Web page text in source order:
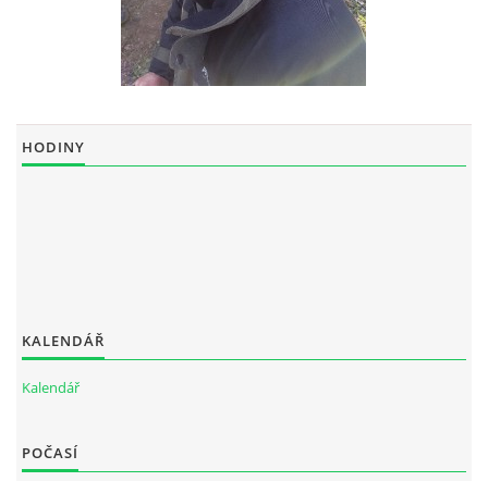
HODINY
KALENDÁŘ
Kalendář
POČASÍ